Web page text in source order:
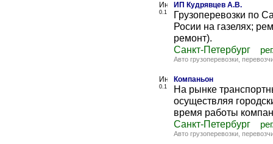
0.1
ИП Кудрявцев А.В.
Грузоперевозки по
Росии на газелях;
ремонт).
Санкт-Петербург
Авто грузоперевозки,
0.1
Компаньон
На рынке
осуществляя
время работы
Санкт-Петербург
Авто грузоперевозки,